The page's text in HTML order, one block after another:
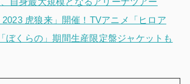
2023 ⻁狼来」開催！TVアニメ「ヒロア
ぼくらの」期間生産限定盤ジャケットも